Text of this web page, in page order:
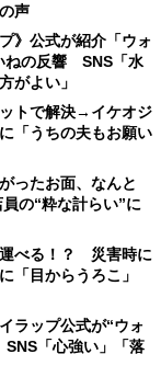
声
》公式が紹介「ウォ
ねの反響 SNS「水
がよい」
トで解決→イケオジ
「うちの夫もお願い
ったお面、なんと
の“粋な計らい”に
べる！？ 災害時に
「目からうろこ」
ラップ公式が“ウォ
「心強い」「落